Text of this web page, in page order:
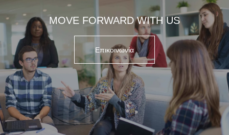
MOVE FORWARD WITH US
Επικοινωνία